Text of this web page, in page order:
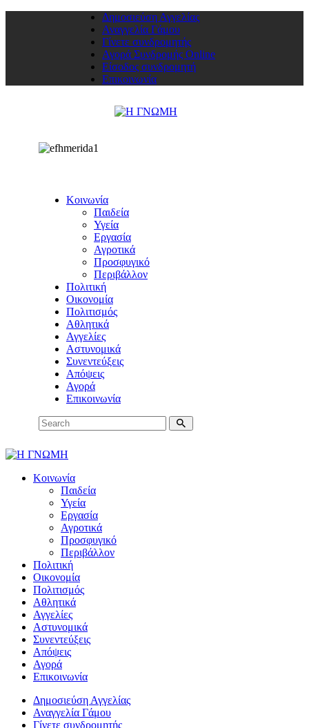
Δημοσιεύση Αγγελίας
Αναγγελία Γάμου
Γίνετε συνδρομητής
Αγορά Συνδρομής Online
Είσοδος συνδρομητή
Επικοινωνία
Κοινωνία
Παιδεία
Υγεία
Εργασία
Αγροτικά
Προσφυγικό
Περιβάλλον
Πολιτική
Οικονομία
Πολιτισμός
Αθλητικά
Αγγελίες
Αστυνομικά
Συνεντεύξεις
Απόψεις
Αγορά
Επικοινωνία
Κοινωνία
Παιδεία
Υγεία
Εργασία
Αγροτικά
Προσφυγικό
Περιβάλλον
Πολιτική
Οικονομία
Πολιτισμός
Αθλητικά
Αγγελίες
Αστυνομικά
Συνεντεύξεις
Απόψεις
Αγορά
Επικοινωνία
Δημοσιεύση Αγγελίας
Αναγγελία Γάμου
Γίνετε συνδρομητής